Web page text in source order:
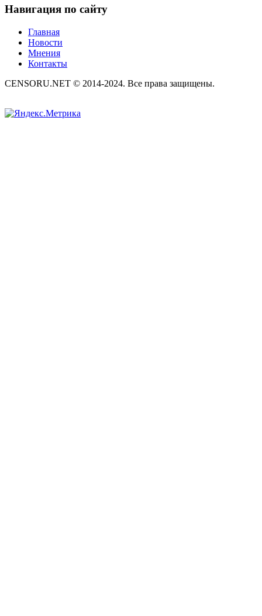
Навигация по сайту
Главная
Новости
Мнения
Контакты
CENSORU.NET © 2014-2024. Все права защищены.